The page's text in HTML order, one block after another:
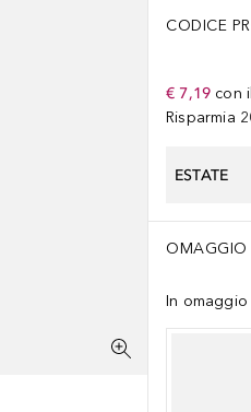
CODICE
€ 7,19 con
Risparmia
ESTATE
OMAGGIO
In